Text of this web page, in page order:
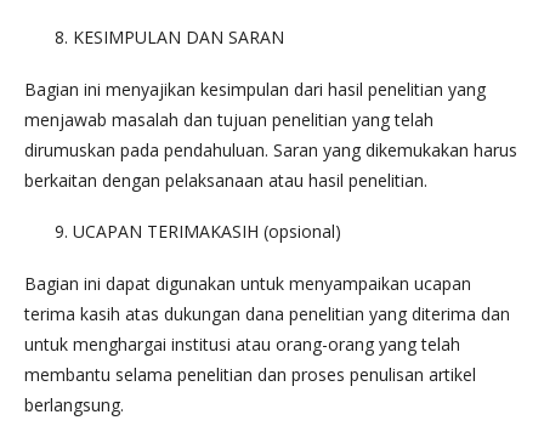
KESIMPULAN DAN SARAN
Bagian ini menyajikan kesimpulan dari hasil penelitian yang
menjawab masalah dan tujuan penelitian yang telah
dirumuskan pada pendahuluan. Saran yang dikemukakan harus
berkaitan dengan pelaksanaan atau hasil penelitian.
UCAPAN TERIMAKASIH (opsional)
Bagian ini dapat digunakan untuk menyampaikan ucapan
terima kasih atas dukungan dana penelitian yang diterima dan
untuk menghargai institusi atau orang-orang yang telah
membantu selama penelitian dan proses penulisan artikel
berlangsung.